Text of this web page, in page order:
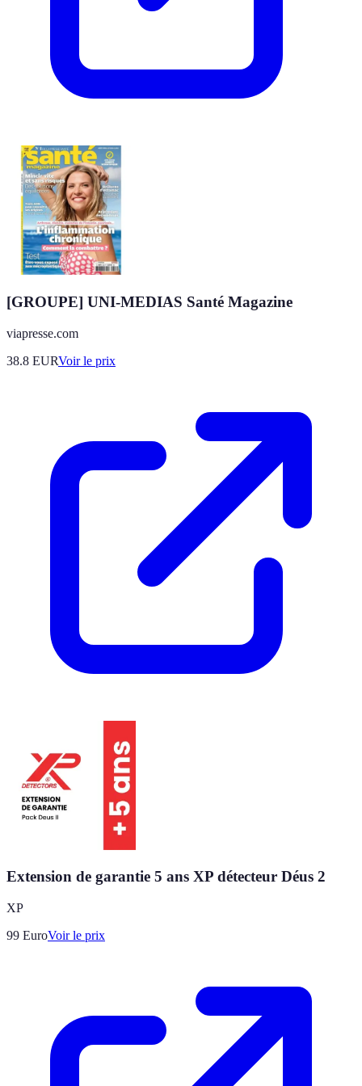
[GROUPE] UNI-MEDIAS Santé Magazine
viapresse.com
38.8 EURVoir le prix
Extension de garantie 5 ans XP détecteur Déus 2
XP
99 EuroVoir le prix